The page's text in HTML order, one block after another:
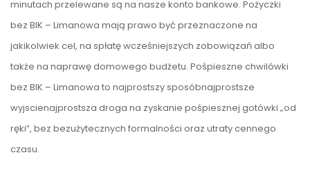
minutach przelewane są na nasze konto bankowe. Pożyczki
bez BIK – Limanowa mają prawo być przeznaczone na
jakikolwiek cel, na spłatę wcześniejszych zobowiązań albo
także na naprawę domowego budżetu. Pośpieszne chwilówki
bez BIK – Limanowa to najprostszy sposóbnajprostsze
wyjscienajprostsza droga na zyskanie pośpiesznej gotówki „od
ręki”, bez bezużytecznych formalności oraz utraty cennego
czasu.